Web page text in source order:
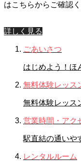
はこちらからご確認く
詳しく見る
ごあいさつ
はじめよう！ほ
無料体験レッス
無料体験レッス
営業時間・アク
駅直結の通いや
レンタルルーム